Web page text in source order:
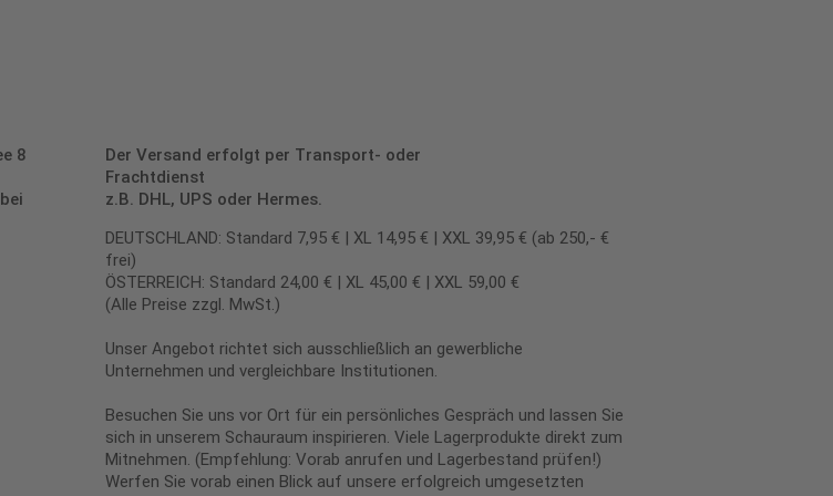
8
Der Versand erfolgt per Transport- oder
Frachtdienst
z.B. DHL, UPS oder Hermes.
DEUTSCHLAND: Standard 7,95 € | XL 14,95 € | XXL 39,95 € (ab 250,- €
frei)
ÖSTERREICH: Standard 24,00 € | XL 45,00 € | XXL 59,00 €
(Alle Preise zzgl. MwSt.)
Unser Angebot richtet sich ausschließlich an gewerbliche
Unternehmen und vergleichbare Institutionen.
Besuchen Sie uns vor Ort für ein persönliches Gespräch und lassen Sie
sich in unserem Schauraum inspirieren. Viele Lagerprodukte direkt zum
Mitnehmen. (Empfehlung: Vorab anrufen und Lagerbestand prüfen!)
Werfen Sie vorab einen Blick auf unsere erfolgreich umgesetzten